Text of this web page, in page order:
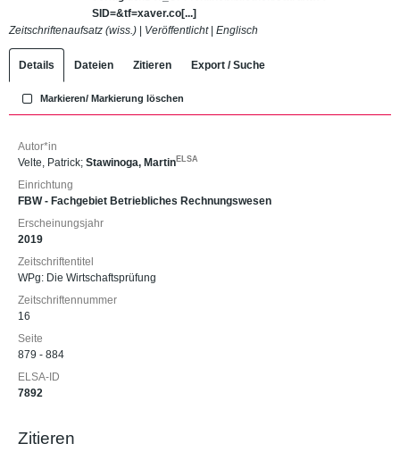
SID=&tf=xaver.co[...]
Zeitschriftenaufsatz (wiss.)
Veröffentlicht| Englisch
Details Dateien Zitieren Export / Suche
Markieren/ Markierung löschen
Autor*in
Velte, Patrick; Stawinoga, Martin ELSA
Einrichtung
FBW - Fachgebiet Betriebliches Rechnungswesen
Erscheinungsjahr
2019
Zeitschriftentitel
WPg: Die Wirtschaftsprüfung
Zeitschriftennummer
16
Seite
879 - 884
ELSA-ID
7892
Zitieren